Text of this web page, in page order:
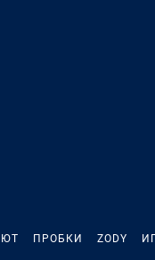
ПРОБКИ ZODY